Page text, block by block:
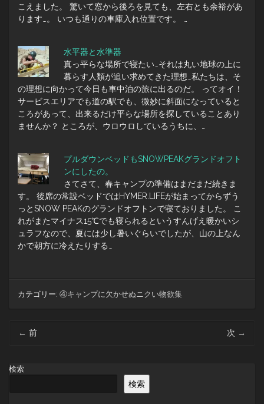
こえました。 驚いて窓から後ろを見ても、左右とも余裕があ
ります…。 いつも通りの車庫入れ位置です。 …
水平器と水準器
真っ平らな場所で寝たい…それは丸い地球の上に
暮らす人類が追い求めてきた理想…私たちは、そ
の理想に向かって今日も車中泊の旅に出るのだ。 ってオイ！
サービスエリアでも道の駅でも、微妙に斜面になっていると
ころがあって、出来るだけ平らな場所を探していることあり
ませんか？ ところが、ウロウロしているうちに、…
プルダウンベッドもSNOWPEAKグランドオフト
ンにしたの。
さてさて、春キャンプの準備はまだまだ続きま
す。 後席の常設ベッドではHYMER.LIFEが始まってからずう
っとSNOW PEAKのグランドオフトンで寝ておりました。 こ
れがまたマイナス15℃でも寝られるというすんげえ暖かいシ
ュラフなので、夏には少し暑いぐらいでしたが、山の上なん
かで朝方に冷えたりする…
カテゴリー: ④キャンプに欠かせぬニクい物欲集
ビ
ゲ
← 前 次 →
検索
検索